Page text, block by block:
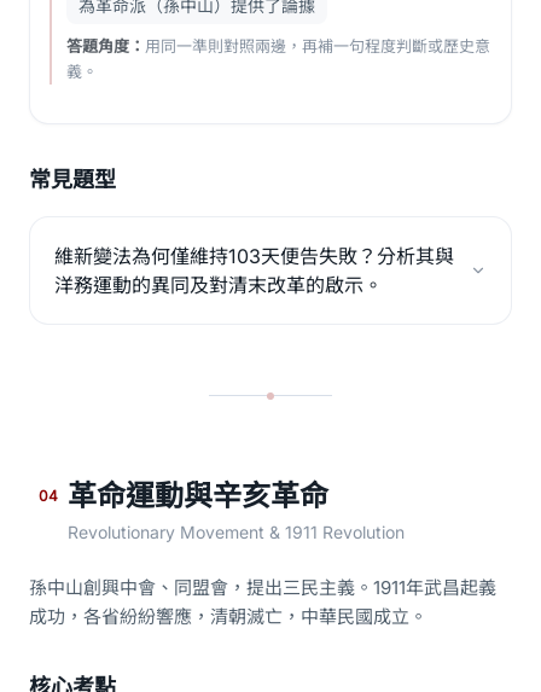
為革命派（孫中山）提供了論據
答題角度： 用同一準則對照兩邊，再補一句程度判斷或歷史意
義。
常見題型
維新變法為何僅維持103天便告失敗？分析其與
洋務運動的異同及對清末改革的啟示。
04 革命運動與辛亥革命
Revolutionary Movement & 1911 Revolution
孫中山創興中會、同盟會，提出三民主義。1911年武昌起義
成功，各省紛紛響應，清朝滅亡，中華民國成立。
核心考點